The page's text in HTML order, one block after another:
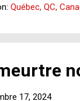
Québec, QC,
17, 2024